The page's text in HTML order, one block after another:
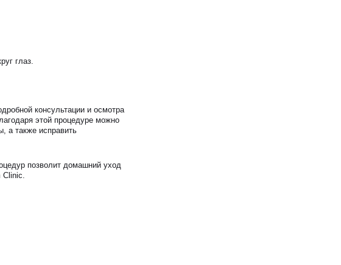
глаз.
консультации и осмотра
этой процедуре можно
а также исправить
позволит домашний уход